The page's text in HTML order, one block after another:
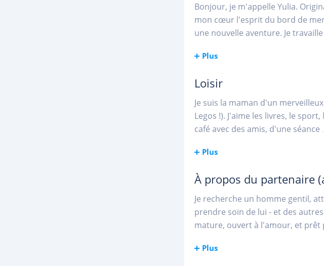
Bonjour, je m'appelle Yulia.
mon cœur l'esprit du bord de
une nouvelle aventure. Je
Plus
Loisir
Je suis la maman d'un
Legos !). J'aime les livres, le
café avec des amis, d'une séance
Plus
À propos du partenaire
Je recherche un homme gentil,
prendre soin de lui - et des
mature, ouvert à l'amour, et prêt
Plus